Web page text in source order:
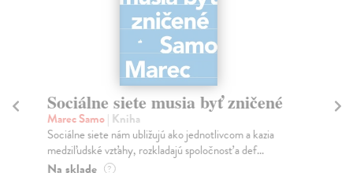
Sociálne siete musia byť zničené
Marec Samo| Kniha
Sociálne siete nám ubližujú ako jednotlivcom a kazia
medziľudské vzťahy, rozkladajú spoločnosť a def...
?